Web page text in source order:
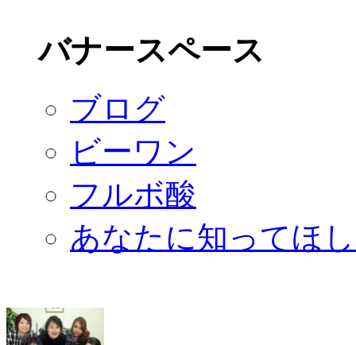
バナースペース
ブログ
ビーワン
フルボ酸
あなたに知ってほ